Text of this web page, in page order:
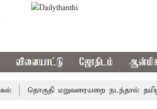
விளையாட்டு ஜோதிடம்
தொகுதி மறுவரையறை நடந்தால்